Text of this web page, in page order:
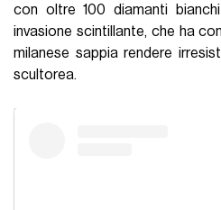
con oltre 100 diamanti
invasione scintillante, che ha
milanese sappia rendere
scultorea.